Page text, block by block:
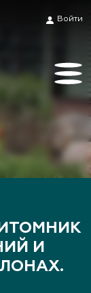
Войти
И